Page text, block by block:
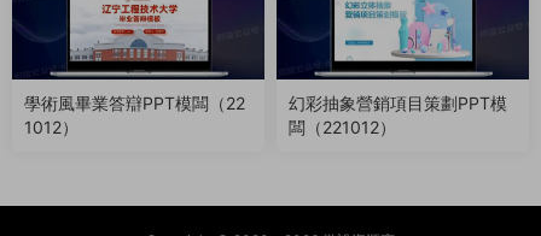
學術風畢業答辯PPT模闆（22
1012）
幻彩抽象營銷項目策劃PPT模
闆（221012）